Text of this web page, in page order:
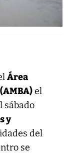
Área
el
sábado
y
del
se